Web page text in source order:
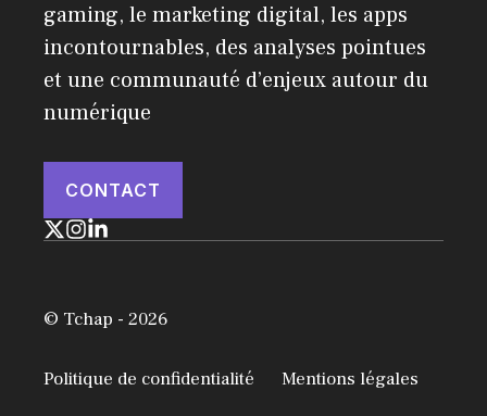
gaming, le marketing digital, les apps
incontournables, des analyses pointues
et une communauté d’enjeux autour du
numérique
CONTACT
© Tchap - 2026
Politique de confidentialité Mentions légales